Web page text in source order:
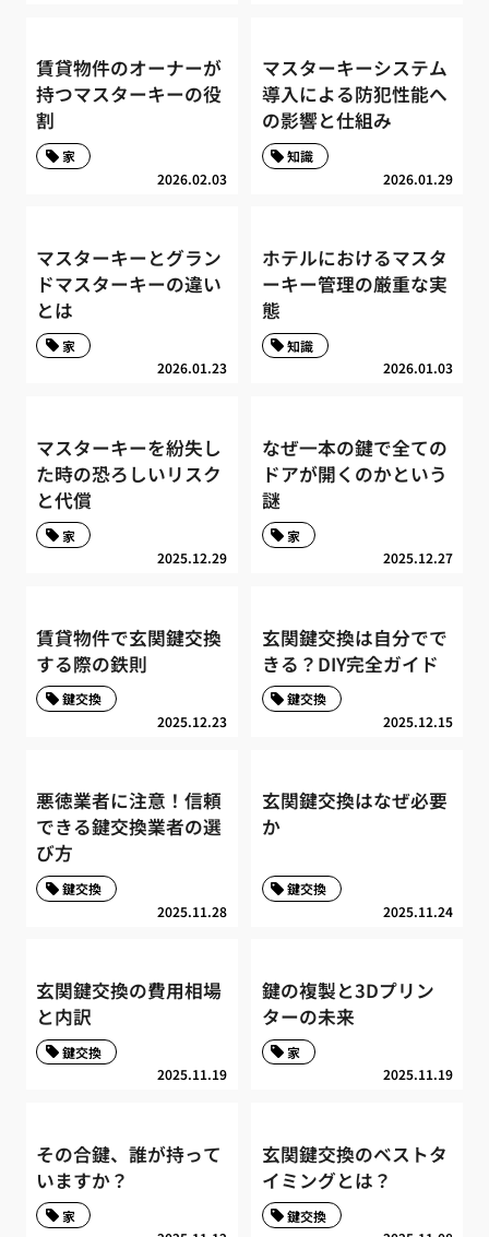
賃貸物件のオーナーが
持つマスターキーの役
割
2026.02.03
家
マスターキーシステム
導入による防犯性能へ
の影響と仕組み
2026.01.29
知識
マスターキーとグラン
ドマスターキーの違い
とは
2026.01.23
家
ホテルにおけるマスタ
ーキー管理の厳重な実
態
2026.01.03
知識
マスターキーを紛失し
た時の恐ろしいリスク
と代償
2025.12.29
家
なぜ一本の鍵で全ての
ドアが開くのかという
謎
2025.12.27
家
賃貸物件で玄関鍵交換
する際の鉄則
2025.12.23
鍵交換
玄関鍵交換は自分でで
きる？DIY完全ガイド
2025.12.15
鍵交換
悪徳業者に注意！信頼
できる鍵交換業者の選
び方
2025.11.28
鍵交換
玄関鍵交換はなぜ必要
か
2025.11.24
鍵交換
玄関鍵交換の費用相場
と内訳
2025.11.19
鍵交換
鍵の複製と3Dプリン
ターの未来
2025.11.19
家
その合鍵、誰が持って
いますか？
家
玄関鍵交換のベストタ
イミングとは？
鍵交換